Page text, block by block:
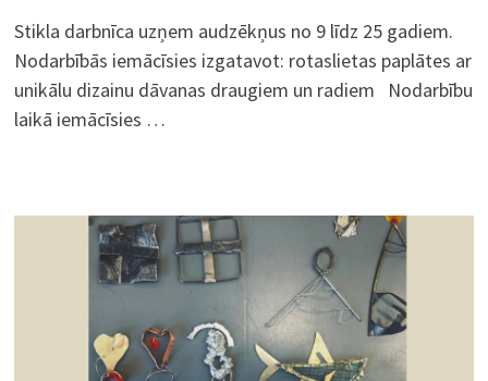
Stikla darbnīca uzņem audzēkņus no 9 līdz 25 gadiem.
Nodarbībās iemācīsies izgatavot: rotaslietas paplātes ar
unikālu dizainu dāvanas draugiem un radiem Nodarbību
laikā iemācīsies …